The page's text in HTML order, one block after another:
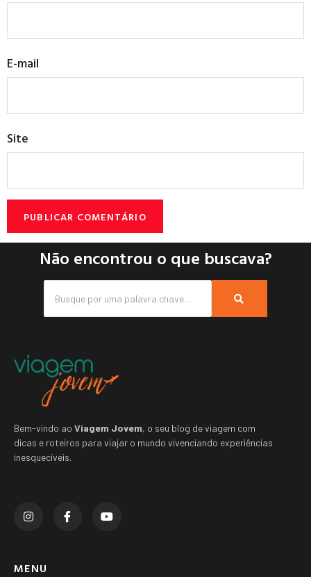
E-mail
Site
Não encontrou o que buscava?
Bem-vindo ao Viagem Jovem, o seu blog de viagem com
dicas e roteiros para viajar o mundo vivenciando experiências
inesquecíveis.
MENU